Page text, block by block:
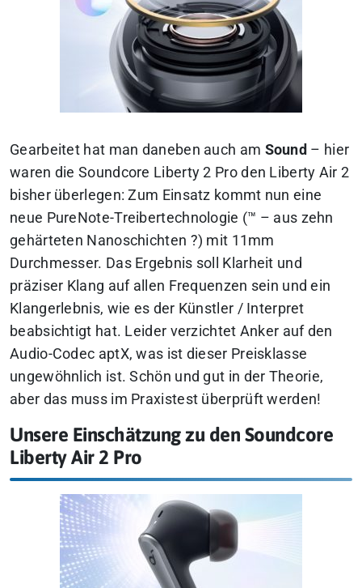
Gearbeitet hat man daneben auch am Sound – hier
waren die Soundcore Liberty 2 Pro den Liberty Air 2
bisher überlegen: Zum Einsatz kommt nun eine
neue PureNote-Treibertechnologie (™ – aus zehn
gehärteten Nanoschichten ?) mit 11mm
Durchmesser. Das Ergebnis soll Klarheit und
präziser Klang auf allen Frequenzen sein und ein
Klangerlebnis, wie es der Künstler / Interpret
beabsichtigt hat. Leider verzichtet Anker auf den
Audio-Codec aptX, was ist dieser Preisklasse
ungewöhnlich ist.Schön und gut in der Theorie,
aber das muss im Praxistest überprüft werden!
Unsere Einschätzung zu den Soundcore
Liberty Air 2 Pro